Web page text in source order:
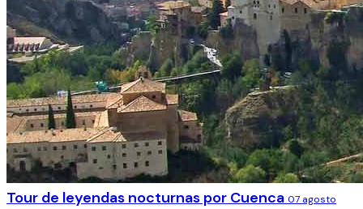
Tour de leyendas nocturnas por Cuenca 07 agosto